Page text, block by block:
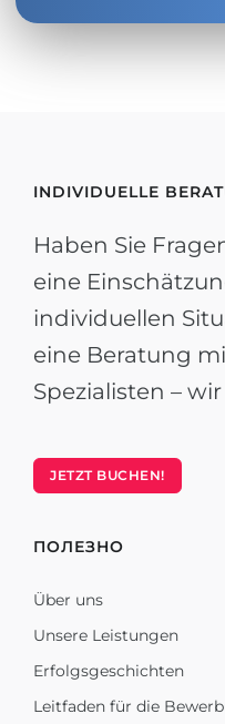
INDIVIDUELLE
Haben Sie
eine
individuellen
eine Beratung
Spezialisten –
JETZT BUCHEN!
ПОЛЕЗНО
Über uns
Unsere Leistungen
Erfolgsgeschichten
Leitfaden für die